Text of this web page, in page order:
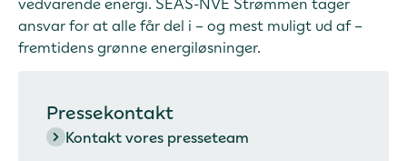
ansvar for at alle får del i – og mest muligt ud af –
fremtidens grønne energiløsninger.
Pressekontakt
Kontakt vores presseteam